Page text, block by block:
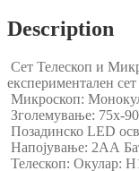
Telescope
Kit
quantity
Description
Сет Телескоп и
експериментален сет
Микроскоп:
Зголемување: 75х-
Позадинско LED
Напојување: 2АА
Телескоп: Окулар: